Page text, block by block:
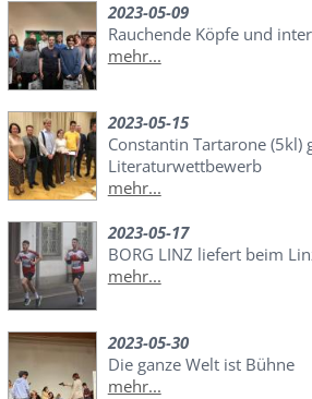
2023-05-09
Rauchende Köpfe und
mehr...
2023-05-15
Constantin Tartarone (5kl)
Literaturwettbewerb
mehr...
2023-05-17
BORG LINZ liefert beim
mehr...
2023-05-30
Die ganze Welt ist Bühne
mehr...